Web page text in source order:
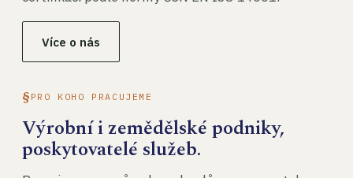
Více o nás
PRO KOHO PRACUJEME
Výrobní i zemědělské podniky,
poskytovatelé služeb.